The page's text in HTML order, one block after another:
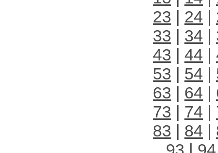
23 | 24 |
33 | 34 |
43 | 44 |
53 | 54 |
63 | 64 |
73 | 74 |
83 | 84 |